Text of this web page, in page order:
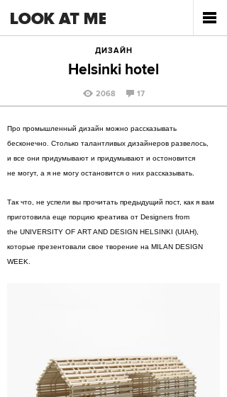
ДИЗАЙН
Helsinki hotel
2068 17
Про промышленный дизайн можно рассказывать
бесконечно. Столько талантливых дизайнеров развелось,
и все они придумывают и придумывают и остоновится
не могут, а я не могу остановится о них рассказывать.
Так что, не успели вы прочитать предыдущий пост, как я вам
приготовила еще порцию креатива от Designers from
the UNIVERSITY OF ART AND DESIGN HELSINKI (UIAH),
которые презентовали свое творение на MILAN DESIGN
WEEK.